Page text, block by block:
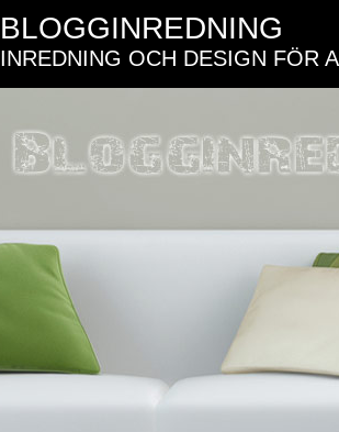
BLOGGINREDNING
INREDNING OCH DESIGN FÖR